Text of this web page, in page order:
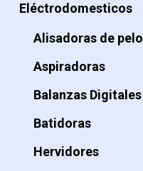
Eléctrodomesticos
Alisadoras de pelo
Aspiradoras
Balanzas Digitales
Batidoras
Hervidores